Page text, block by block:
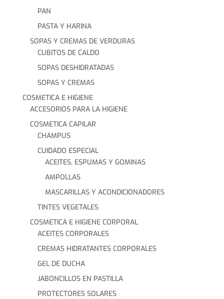
PAN
PASTA Y HARINA
SOPAS Y CREMAS DE VERDURAS
CUBITOS DE CALDO
SOPAS DESHIDRATADAS
SOPAS Y CREMAS
COSMETICA E HIGIENE
ACCESORIOS PARA LA HIGIENE
COSMETICA CAPILAR
CHAMPUS
CUIDADO ESPECIAL
ACEITES, ESPUMAS Y GOMINAS
AMPOLLAS
MASCARILLAS Y ACONDICIONADORES
TINTES VEGETALES
COSMETICA E HIGIENE CORPORAL
ACEITES CORPORALES
CREMAS HIDRATANTES CORPORALES
GEL DE DUCHA
JABONCILLOS EN PASTILLA
PROTECTORES SOLARES